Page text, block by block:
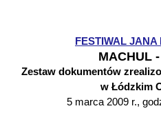
FESTIWAL
MACHUL
Zestaw dokumentów
w Łódzkim
5 marca 2009 r.,